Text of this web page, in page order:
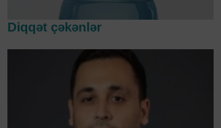
Diqqət çəkənlər